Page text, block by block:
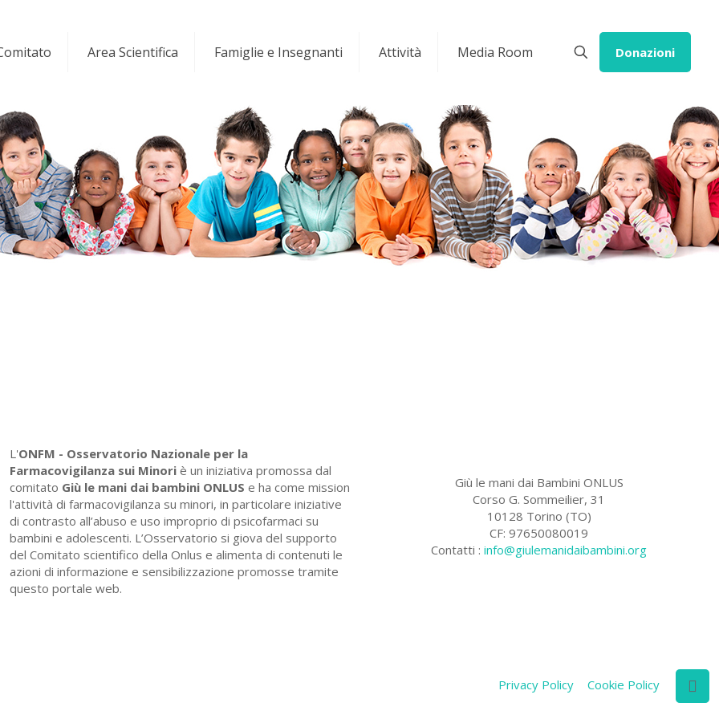
Area Scientifica Famiglie e Insegnanti Attività Media Room Donazioni
L'ONFM - Osservatorio Nazionale per la
Farmacovigilanza sui Minori è un iniziativa promossa dal
comitato Giù le mani dai bambini ONLUS e ha come mission
l'attività di farmacovigilanza su minori, in particolare iniziative
di contrasto all’abuso e uso improprio di psicofarmaci su
bambini e adolescenti. L’Osservatorio si giova del supporto
del Comitato scientifico della Onlus e alimenta di contenuti le
azioni di informazione e sensibilizzazione promosse tramite
questo portale web.
Giù le mani dai Bambini ONLUS
Corso G. Sommeilier, 31
10128 Torino (TO)
CF: 97650080019
Contatti :info@giulemanidaibambini.org
Privacy Policy Cookie Policy